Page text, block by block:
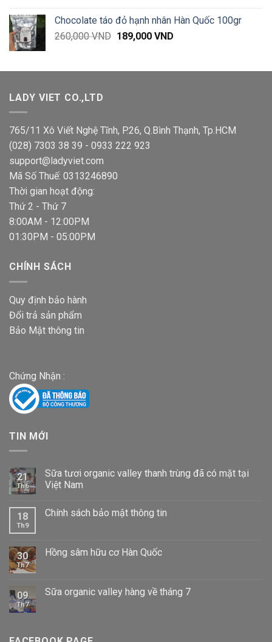
38,000 VND.là:
36,900 VND.
Chocolate táo đỏ hạnh nhân Hàn Quốc 100gr
260,000VND Giá
260,000 VND.
189,000 VNDGiá
là:
LADY VIET CO.,LTD
765/11 Xô Viết Nghệ Tĩnh, P.26, Q.Bình Thạnh, Tp.HCM
(028) 7303 38 39 - 0933 222 923
support@ladyviet.com
Mã Số Thuế: 0313246890
Thời gian hoạt động:
Thứ 2 - Thứ 7
8:00AM - 12:00PM
01:30PM - 05:00PM
CHÍNH SÁCH
Quy định bảo hành
Đổi trả sản phẩm
Bảo Mật thông tin
Chứng Nhận :
TIN MỚI
21
Th6
Sữa tươi organic valley thanh trùng đã có mặt tại
Việt Nam
18
Th9
Chính sách bảo mật thông tin
30
Th7
Hồng sâm hữu cơ Hàn Quốc
09
Th7
Sữa organic valley hàng về tháng 7